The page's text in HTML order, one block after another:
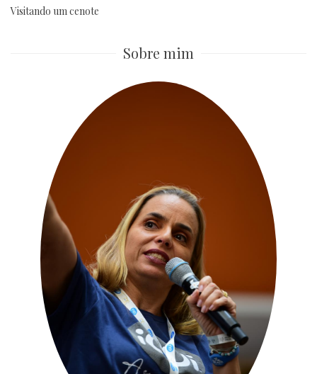
Visitando um cenote
Sobre mim